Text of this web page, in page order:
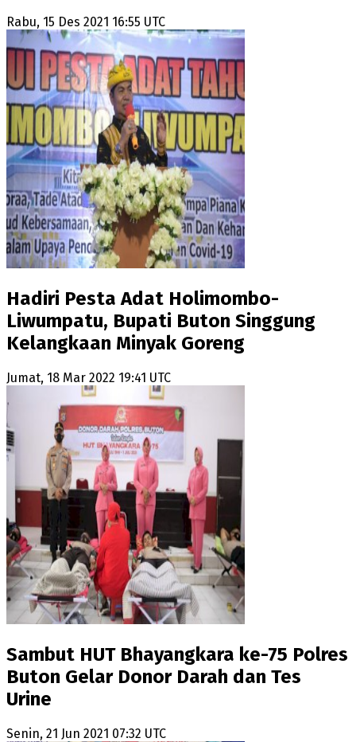
Rabu, 15 Des 2021 16:55 UTC
Hadiri Pesta Adat Holimombo-
Liwumpatu, Bupati Buton Singgung
Kelangkaan Minyak Goreng
Jumat, 18 Mar 2022 19:41 UTC
Sambut HUT Bhayangkara ke-75 Polres
Buton Gelar Donor Darah dan Tes
Urine
Senin, 21 Jun 2021 07:32 UTC